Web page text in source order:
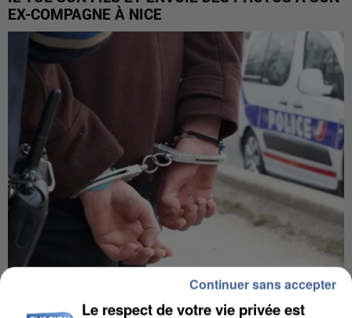
EX-COMPAGNE À NICE
L’UN DES FONDATEURS SUPPOSÉS DE LA DZ
Le respect de votre vie privée est
Continuer sans accepter